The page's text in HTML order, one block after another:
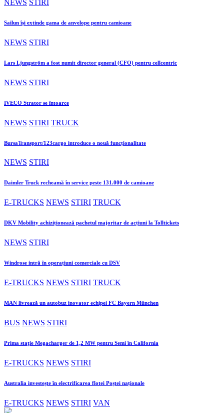
NEWS STIRI
Sailun își extinde gama de anvelope pentru camioane
NEWS STIRI
Lars Ljungström a fost numit director general (CFO) pentru cellcentric
NEWS STIRI
IVECO Strator se întoarce
NEWS STIRI TRUCK
BursaTransport/123cargo introduce o nouă funcționalitate
NEWS STIRI
Daimler Truck recheamă în service peste 131.000 de camioane
E-TRUCKS NEWS STIRI TRUCK
DKV Mobility achiziționează pachetul majoritar de acțiuni la Tolltickets
NEWS STIRI
Windrose intră în operațiuni comerciale cu DSV
E-TRUCKS NEWS STIRI TRUCK
MAN livrează un autobuz inovator echipei FC Bayern München
BUS NEWS STIRI
Prima stație Megacharger de 1,2 MW pentru Semi în California
E-TRUCKS NEWS STIRI
Australia investește în electrificarea flotei Poștei naționale
E-TRUCKS NEWS STIRI VAN